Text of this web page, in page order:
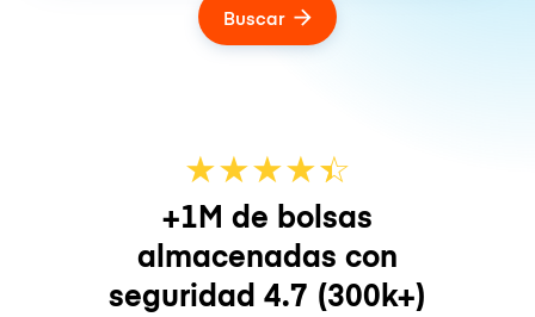
Buscar
★★★★☆
★
+1M de bolsas
almacenadas con
seguridad 4.7 (300k+)